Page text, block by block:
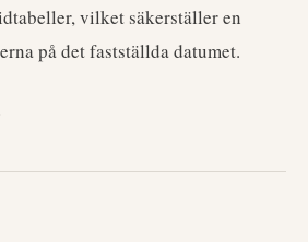
vilket säkerställer en
på det fastställda datumet.